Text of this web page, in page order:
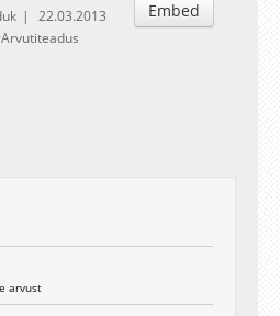
Embed
22.03.2013
Arvutiteadus
arvust